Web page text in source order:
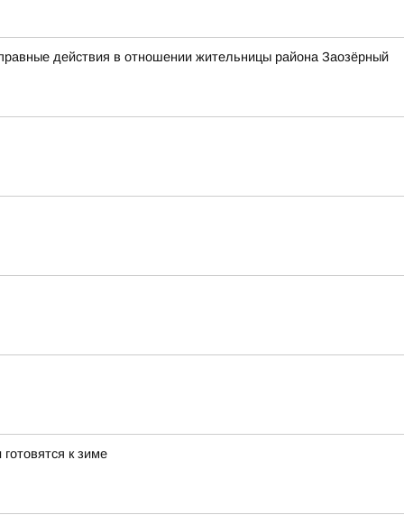
действия в отношении жительницы района Заозёрный
к зиме